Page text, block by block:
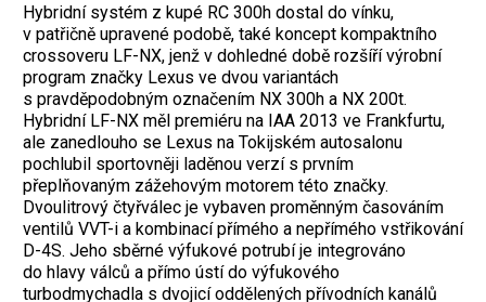
Hybridní systém z kupé RC 300h dostal do vínku,
v patřičně upravené podobě, také koncept kompaktního
crossoveru LF-NX, jenž v dohledné době rozšíří výrobní
program značky Lexus ve dvou variantách
s pravděpodobným označením NX 300h a NX 200t.
Hybridní LF-NX měl premiéru na IAA 2013 ve Frankfurtu,
ale zanedlouho se Lexus na Tokijském autosalonu
pochlubil sportovněji laděnou verzí s prvním
přeplňovaným zážehovým motorem této značky.
Dvoulitrový čtyřválec je vybaven proměnným časováním
ventilů VVT-i a kombinací přímého a nepřímého vstřikování
D-4S. Jeho sběrné výfukové potrubí je integrováno
do hlavy válců a přímo ústí do výfukového
turbodmychadla s dvojicí oddělených přívodních kanálů